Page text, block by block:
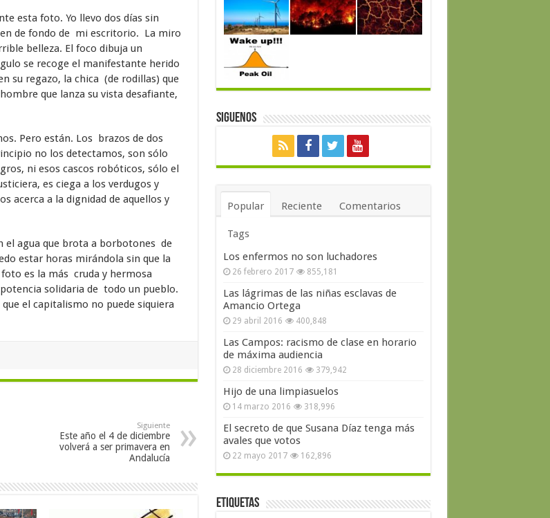
esta foto. Yo llevo dos días sin
de fondo de mi escritorio. La miro
belleza. El foco dibuja un
se recoge el manifestante herido
su regazo, la chica (de rodillas) que
que lanza su vista desafiante,
Pero están. Los brazos de dos
no los detectamos, son sólo
ni esos cascos robóticos, sólo el
es ciega a los verdugos y
acerca a la dignidad de aquellos y
el agua que brota a borbotones de
estar horas mirándola sin que la
es la más cruda y hermosa
solidaria de todo un pueblo.
el capitalismo no puede siquiera
Siguiente
Este año el 4 de diciembre
volverá a ser primavera en
Andalucía
Siguenos
Popular Reciente Comentarios
Tags
Los enfermos no son luchadores
26 febrero 2017 855,181
Las lágrimas de las niñas esclavas de
Amancio Ortega
29 abril 2016 400,848
Las Campos: racismo de clase en horario
de máxima audiencia
28 diciembre 2016 379,942
Hijo de una limpiasuelos
14 marzo 2016 318,996
El secreto de que Susana Díaz tenga más
avales que votos
22 mayo 2017 162,896
Etiquetas